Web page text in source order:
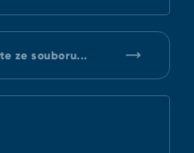
ze souboru...